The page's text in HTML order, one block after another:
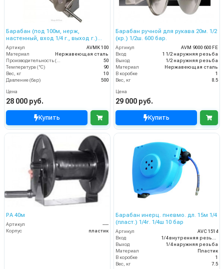
Барабан (под 100м, нерж,
настенный, вход 1/4 г., выход г.)
без поворотного фитинга
Артикул
AVMK 100
Материал
Нержавеющая сталь
50
Температура (°C)
90
Вес, кг
10
Давление (бар)
500
Цена
28 000 руб.
Купить
Барабан ручной для рукава 20м. 1/2
(кр.) 1/2ш. 600 бар.
Артикул
AVM 9000 600 FE
Вход
1 1/2 наружняя резьба
Выход
1/2 наружняя резьба
Материал
Нержавеющая сталь
В коробке
1
Вес, кг
8.5
Цена
29 000 руб.
Купить
PA 40м
Артикул
----
Корпус
пластик
Барабан инерц. пневмо. дл. 15м 1/4
(пласт.) 1/4г. 1/4ш 10 бар
Артикул
AVC 1514
Вход
1/4 внутренняя резьба
Выход
1/4 наружняя резьба
Материал
Пластик
В коробке
1
Вес, кг
7.5